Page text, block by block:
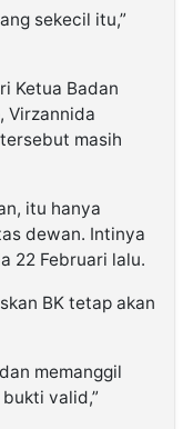
sekecil itu,”
Ketua Badan
Virzannida
masih
itu hanya
dewan. Intinya
22 Februari lalu.
BK tetap akan
memanggil
valid,”